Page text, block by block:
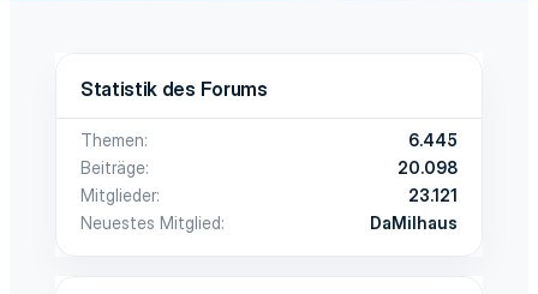
Statistik des Forums
Themen
6.445
Beiträge
20.098
Mitglieder
23.121
Neuestes Mitglied
DaMilhaus